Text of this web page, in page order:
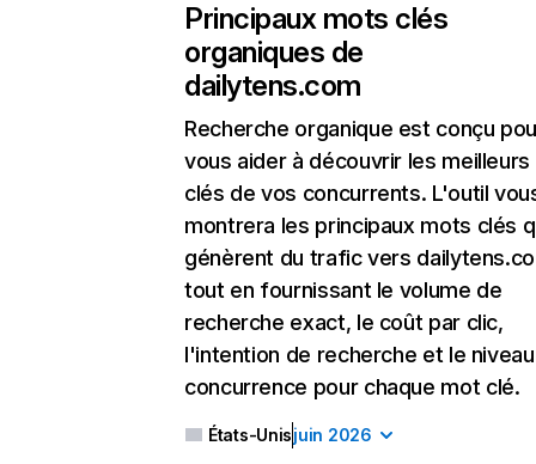
Principaux mots clés
organiques de
dailytens.com
Recherche organique est conçu
vous aider à découvrir les
clés de vos concurrents. L'outil
montrera les principaux mots clés
génèrent du trafic vers
tout en fournissant le volume de
recherche exact, le coût par clic,
l'intention de recherche et le
concurrence pour chaque mot clé.
États-Unisjuin 2026